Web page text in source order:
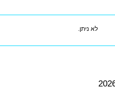
לא ניתן.